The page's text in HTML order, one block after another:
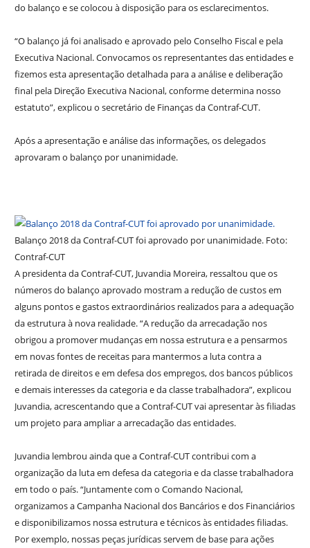
do balanço e se colocou à disposição para os esclarecimentos.
“O balanço já foi analisado e aprovado pelo Conselho Fiscal e pela
Executiva Nacional. Convocamos os representantes das entidades e
fizemos esta apresentação detalhada para a análise e deliberação
final pela Direção Executiva Nacional, conforme determina nosso
estatuto”, explicou o secretário de Finanças da Contraf-CUT.
Após a apresentação e análise das informações, os delegados
aprovaram o balanço por unanimidade.
Balanço 2018 da Contraf-CUT foi aprovado por unanimidade. Foto:
Contraf-CUT
A presidenta da Contraf-CUT, Juvandia Moreira, ressaltou que os
números do balanço aprovado mostram a redução de custos em
alguns pontos e gastos extraordinários realizados para a adequação
da estrutura à nova realidade. “A redução da arrecadação nos
obrigou a promover mudanças em nossa estrutura e a pensarmos
em novas fontes de receitas para mantermos a luta contra a
retirada de direitos e em defesa dos empregos, dos bancos públicos
e demais interesses da categoria e da classe trabalhadora”, explicou
Juvandia, acrescentando que a Contraf-CUT vai apresentar às filiadas
um projeto para ampliar a arrecadação das entidades.
Juvandia lembrou ainda que a Contraf-CUT contribui com a
organização da luta em defesa da categoria e da classe trabalhadora
em todo o país. “Juntamente com o Comando Nacional,
organizamos a Campanha Nacional dos Bancários e dos Financiários
e disponibilizamos nossa estrutura e técnicos às entidades filiadas.
Por exemplo, nossas peças jurídicas servem de base para ações